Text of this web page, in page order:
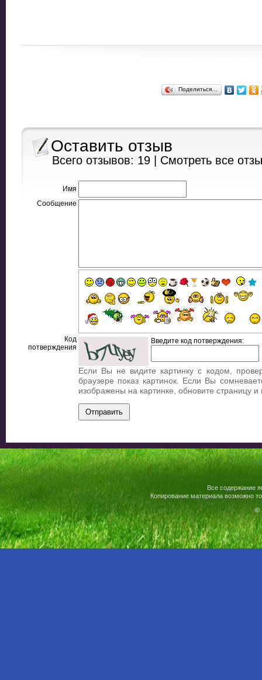
Поделиться…
Оставить отзыв
Всего отзывов: 19 | Смотреть все
Имя
Сообщение
Код
потверждения
Введите код потверждения:
Если Вы не видите картинку с кодом,
браузере показ картинок. Если Вы
изображены на картинке, обновите страницу
Все содержание
Копирование материала возможно
©